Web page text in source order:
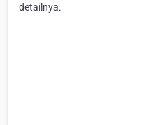
detailnya.